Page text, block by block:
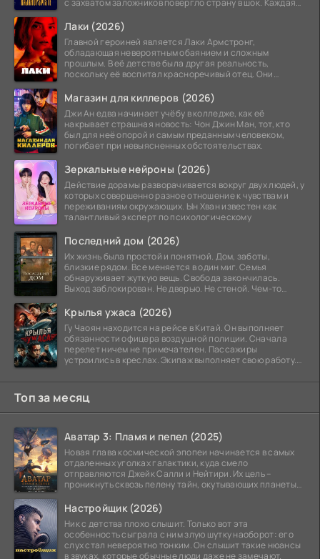
Лаки (2026)
Главной героиней является Лаки Армстронг,
обладающая невероятным обаянием и сложным
прошлым. В её детстве была другая реальность,
поскольку её воспитал красноречивый отец. Они
Магазин для киллеров (2026)
Джи Ан едва начинает учёбу в колледже, как её
накрывает страшная новость: Чон Джин Ман, тот, кто
был для неё опорой и самым преданным человеком,
погибает при невыясненных обстоятельствах.
Зеркальные нейроны (2026)
Действие дорамы разворачивается вокруг двух людей, у
которых совершенно разное отношение к чувствам и
переживаниям окружающих. Ын Хван известен как
талантливый эксперт по психологическому
Последний дом (2026)
Их жизнь была простой и понятной. Дом, заботы,
близкие рядом. Все меняется в один миг. Семья
обнаруживает жуткую вещь. Свобода закончилась.
Выход заблокирован. Не дверью. Не стеной. Чем-то
Крылья ужаса (2026)
Гу Чаоян находится на рейсе в Китай. Он выполняет
обязанности офицера воздушной полиции. Сначала
перелет ничем не примечателен. Пассажиры
устроились в креслах. Экипаж выполняет свою работу.
Топ за месяц
Аватар 3: Пламя и пепел (2025)
Новая глава космической эпопеи начинается в самых
отдаленных уголках галактики, куда смело
отправляются Джейк Салли и Нейтири. Их цель –
проникнуть сквозь пелену тайн, окутывающих планеты
Настройщик (2026)
Ник с детства плохо слышит. Только вот эта
особенность сыграла с ним злую шутку наоборот: его
слух стал невероятно тонким. Он слышит такие нюансы
в звуках, которые обычные люди даже не замечают.